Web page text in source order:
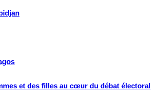
et des filles au cœur du débat électoral